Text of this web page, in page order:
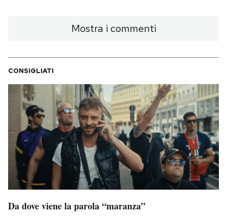
Mostra i commenti
CONSIGLIATI
Da dove viene la parola “maranza”